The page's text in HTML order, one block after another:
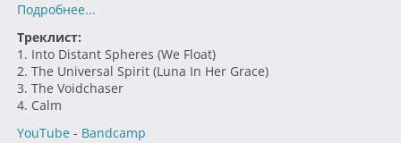
Подробнее...
Треклист:
1. Into Distant Spheres (We Float)
2. The Universal Spirit (Luna In Her Grace)
3. The Voidchaser
4. Calm
YouTube - Bandcamp